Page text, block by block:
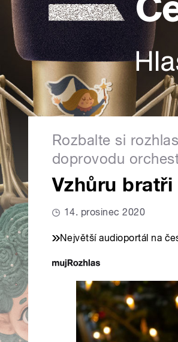
Rozbalte si
doprovodu
Vzhůru
14. prosinec 2020
Největší audioportál na